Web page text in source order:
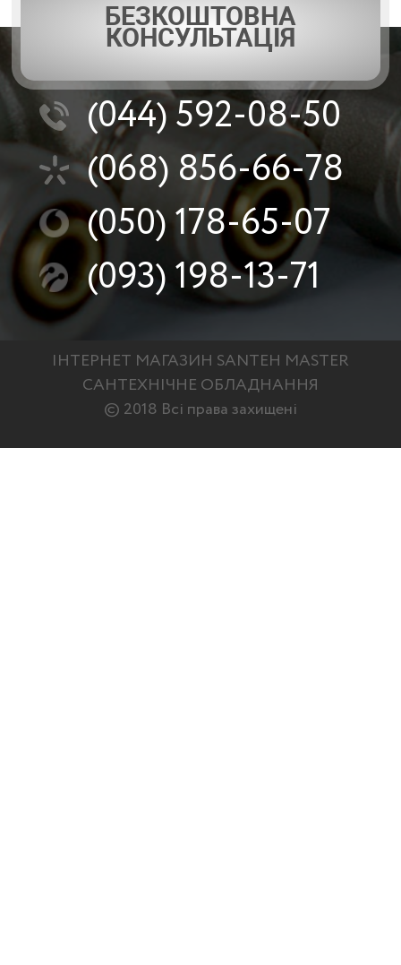
БЕЗКОШТОВНА
КОНСУЛЬТАЦІЯ
(044)592-08-50
(068) 856-66-78
(050)178-65-07
(093)198-13-71
ІНТЕРНЕТ МАГАЗИН SANTEH MASTER
САНТЕХНІЧНЕ ОБЛАДНАННЯ
© 2018 Всі права захищені